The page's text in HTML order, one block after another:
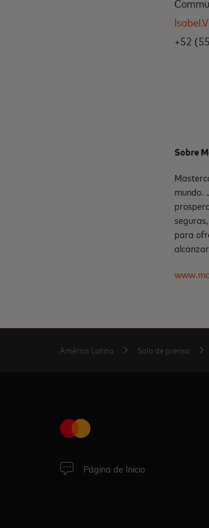
+52
Sobre
mundo.
para
América Latina Sala de prensa
Página de Inicio